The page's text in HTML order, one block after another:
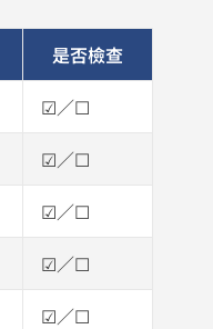
是否檢查
☑／☐
☑／☐
☑／☐
☑／☐
☑／☐